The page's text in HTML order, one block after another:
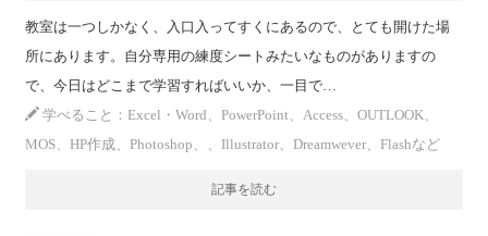
教室は一つしかなく、入口入ってすくにあるので、とても開けた場
所にあります。自分専用の練度シートみたいなものがありますの
で、今日はどこまで学習すればいいか、一目で…
学べること：Excel・Word、PowerPoint、Access、OUTLOOK、
MOS、HP作成、Photoshop、、Illustrator、Dreamwever、Flashなど
記事を読む